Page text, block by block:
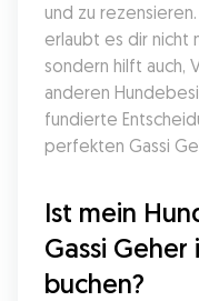
und zu
erlaubt es dir nicht
sondern hilft auch,
anderen
fundierte
perfekten Gassi
Ist mein
Gassi Geher
buchen?